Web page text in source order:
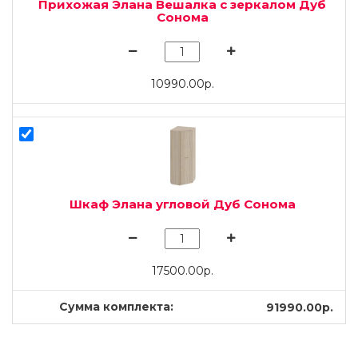
Прихожая Элана Вешалка с зеркалом Дуб
Сонома
10990.00р.
Шкаф Элана угловой Дуб Сонома
17500.00р.
Сумма комплекта: 91990.00р.